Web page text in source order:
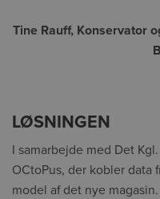
Tine Rauff, Konservator
LØSNINGEN
I samarbejde med Det
OCtoPus, der kobler data
model af det nye